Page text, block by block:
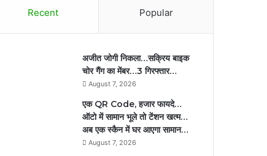
Recent Popular
अजीत जोगी निकला…सक्रिय बाइक
चोर गैंग का मेंबर…3 गिरफ्तार…
August 7, 2026
एक QR Code, हजार फायदे…
ऑटो में सामान भूले तो टेंशन खत्म…
अब एक स्कैन में घर आएगा सामान…
August 7, 2026